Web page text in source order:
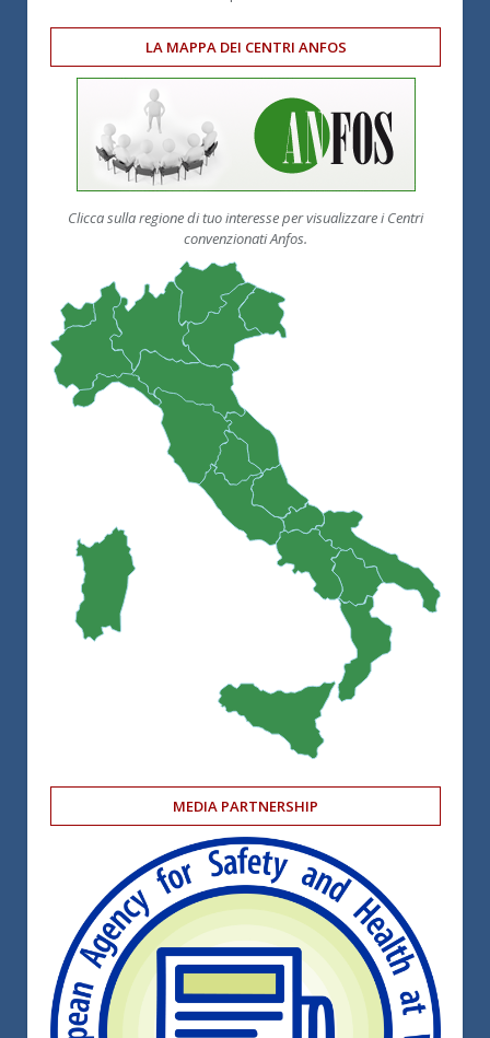
LA MAPPA DEI CENTRI ANFOS
Clicca sulla regione di tuo interesse per visualizzare i Centri
convenzionati Anfos.
MEDIA PARTNERSHIP